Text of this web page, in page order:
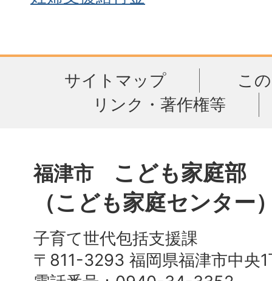
サイトマップ
こ
リンク・著作権等
福津市 こども家庭部
（こども家庭センター
子育て世代包括支援課
〒811-3293 福岡県福津市中央1